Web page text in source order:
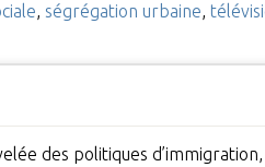
, ségrégation urbaine,
des politiques